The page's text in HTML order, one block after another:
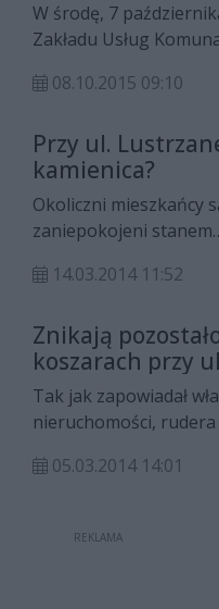
W środę, 7
Zakładu Usług
po dawnym targowisku
przygotowań do
widowiskowo-
stadionu piłkarskiego.
08.10.2015 09:10
Przy ul.
kamienica?
Okoliczni mieszkańcy
zaniepokojeni stanem
ulic Lustrzanej i
14.03.2014 11:52
Znikają
koszarach przy
Wernera
Tak jak zapowiadał
nieruchomości,
jest właśnie rozbierana.
05.03.2014 14:01
REKLAMA